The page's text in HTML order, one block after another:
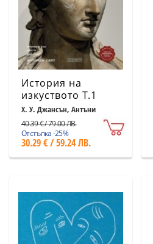
История на
изкуството Т.1
(преработено
издание)
Х. У. Джансън, Антъни
40.39 € / 79.00 ЛВ.
Отстъпка -25%
30.29 € / 59.24 ЛВ.